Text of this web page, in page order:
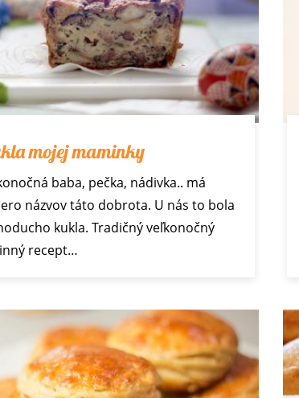
mojej maminky
baba, pečka, nádivka.. má
názvov táto dobrota. U nás to bola
kukla. Tradičný veľkonočný
recept…